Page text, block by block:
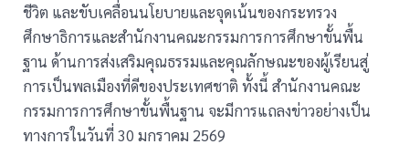
ชีวิต และขับเคลื่อนนโยบายและจุดเน้นของกระทรวง
ศึกษาธิการและสำนักงานคณะกรรมการการศึกษาขั้นพื้น
ฐาน ด้านการส่งเสริมคุณธรรมและคุณลักษณะของผู้เรียนสู่
การเป็นพลเมืองที่ดีของประเทศชาติ ทั้งนี้ สำนักงานคณะ
กรรมการการศึกษาขั้นพื้นฐาน จะมีการแถลงข่าวอย่างเป็น
ทางการในวันที่ 30 มกราคม 2569